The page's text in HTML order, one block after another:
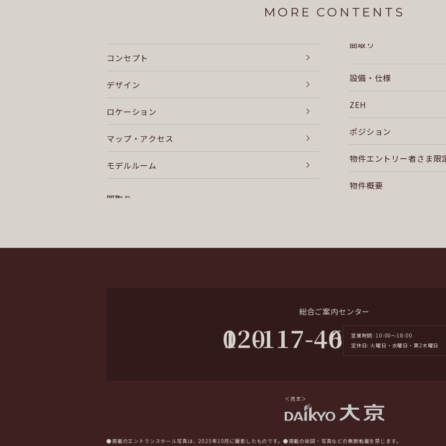
MORE CONTENTS
コンセプト
デザイン
ロケーション
マップ・アクセス
モデルルーム
間取り
設備・仕様
ZEH
ポジション
物件エントリー者さま限
物件概要
総合ご案内センター
0120-117-406
営業時間: 10:00～18:00
定休日: 火曜日・水曜日・第2木曜日
＜売主＞
●掲載のエントランスホール写真は、2025年10月に撮影したものです。●掲載の絵図・写真などの無断転載を禁じます。